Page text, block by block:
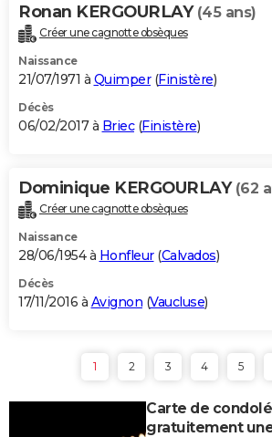
Ronan KERGOURLAY (45 ans)
Créer une cagnotte obsèques
Naissance
21/07/1971 à Quimper(Finistère)
Décès
06/02/2017 à Briec(Finistère)
Dominique KERGOURLAY (62
Créer une cagnotte obsèques
Naissance
28/06/1954 à Honfleur(Calvados)
Décès
17/11/2016 à Avignon (Vaucluse)
1 2 3 4 5
Carte de
gratuitement